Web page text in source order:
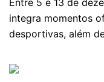
Entre 5 e 13 de
integra momentos
desportivas, além